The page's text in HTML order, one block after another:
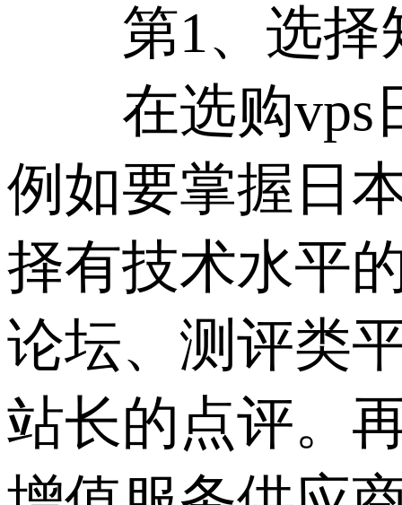
第1、选择
在选购vps日
例如要掌握日
择有技术水平
论坛、测评类
站长的点评。